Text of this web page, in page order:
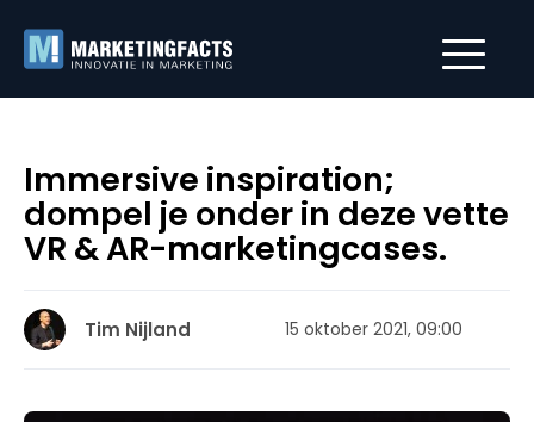
Immersive inspiration;
dompel je onder in deze vette
VR & AR-marketingcases.
Tim Nijland 15 oktober 2021, 09:00